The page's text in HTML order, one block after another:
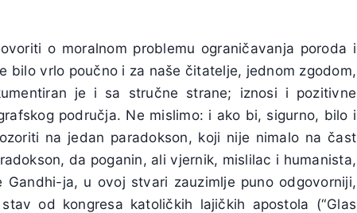
o moralnom problemu ograničavanja poroda i
bilo vrlo poučno i za naše čitatelje, jednom zgodom,
je i sa stručne strane; iznosi i pozitivne
područja. Ne mislimo: i ako bi, sigurno, bilo i
na jedan paradokson, koji nije nimalo na čast
da poganin, ali vjernik, mislilac i humanista,
Gandhi-ja, u ovoj stvari zauzimlje puno odgovorniji,
od kongresa katoličkih lajičkih apostola (“Glas